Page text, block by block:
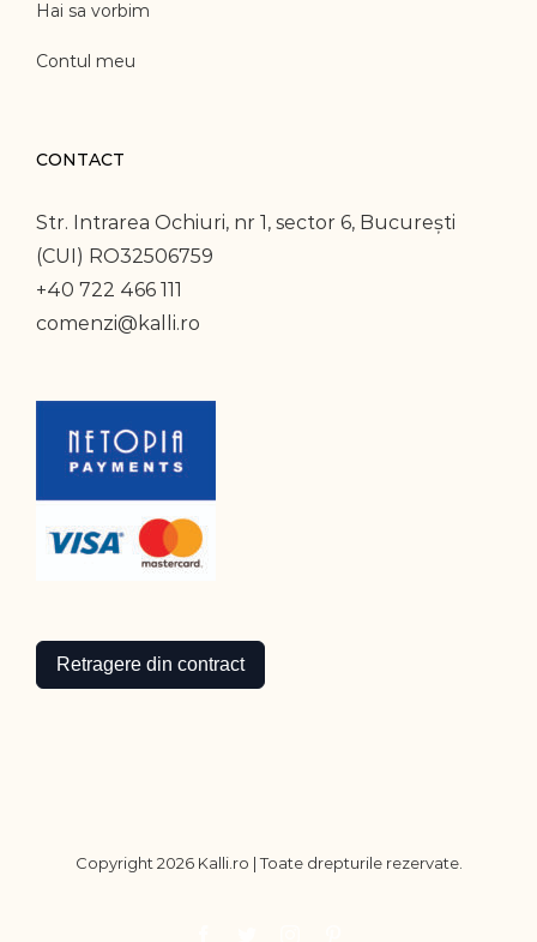
Hai sa vorbim
Contul meu
CONTACT
Str. Intrarea Ochiuri, nr 1, sector 6, București
(CUI) RO32506759
+40 722 466 111
comenzi@kalli.ro
Retragere din contract
Copyright 2026 Kalli.ro | Toate drepturile rezervate.